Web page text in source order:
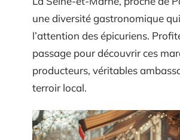
une diversité gastronomique
l’attention des épicuriens.
passage pour découvrir ces
producteurs, véritables
terroir local.